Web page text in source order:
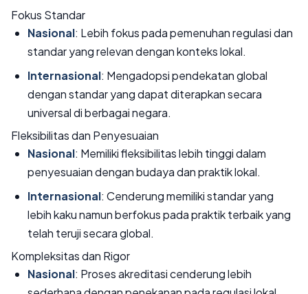
Fokus Standar
Nasional: Lebih fokus pada pemenuhan regulasi dan
standar yang relevan dengan konteks lokal.
Internasional: Mengadopsi pendekatan global
dengan standar yang dapat diterapkan secara
universal di berbagai negara.
Fleksibilitas dan Penyesuaian
Nasional: Memiliki fleksibilitas lebih tinggi dalam
penyesuaian dengan budaya dan praktik lokal.
Internasional: Cenderung memiliki standar yang
lebih kaku namun berfokus pada praktik terbaik yang
telah teruji secara global.
Kompleksitas dan Rigor
Nasional: Proses akreditasi cenderung lebih